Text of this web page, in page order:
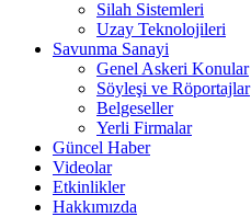
Silah Sistemleri
Uzay Teknolojileri
Savunma Sanayi
Genel Askeri Konular
Söyleşi ve Röportajlar
Belgeseller
Yerli Firmalar
Güncel Haber
Videolar
Etkinlikler
Hakkımızda